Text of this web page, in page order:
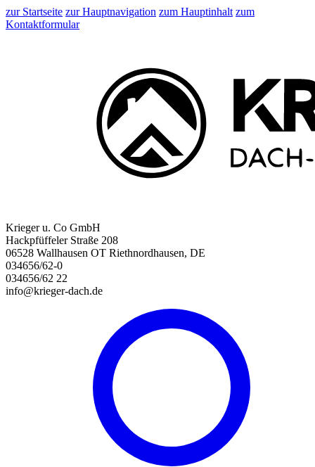
zur Startseite zur Hauptnavigation zum Hauptinhalt zum
Kontaktformular
Krieger u. Co GmbH
Hackpfüffeler Straße 208
06528 Wallhausen OT Riethnordhausen, DE
034656/62-0
034656/62 22
info@krieger-dach.de